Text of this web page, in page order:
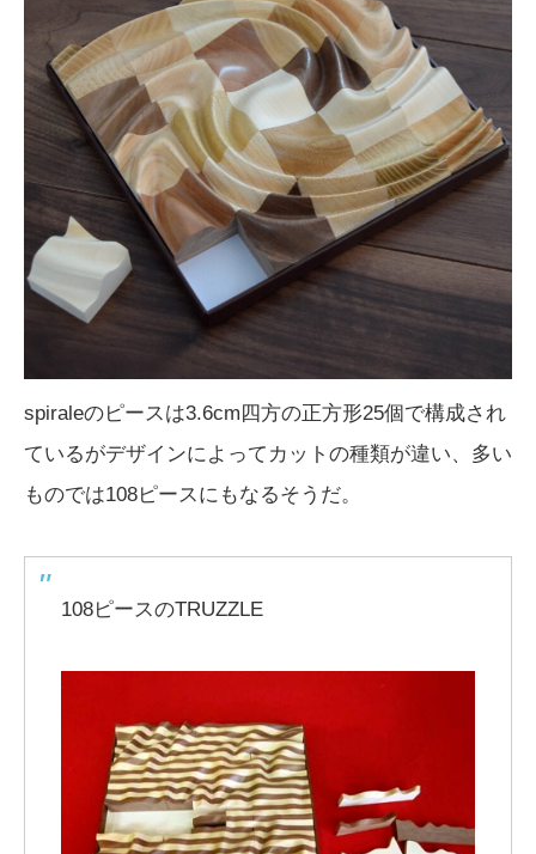
spiraleのピースは3.6cm四方の正方形25個で構成され
ているがデザインによってカットの種類が違い、多い
ものでは108ピースにもなるそうだ。
108ピースのTRUZZLE